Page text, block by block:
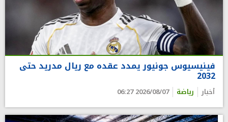
فينيسيوس جونيور يمدد عقده مع ريال مدريد حتى
2032
أخبار رياضة 2026/08/07 06:27